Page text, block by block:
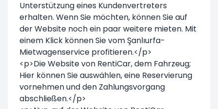
Unterstützung eines Kundenvertreters
erhalten. Wenn Sie möchten, können Sie auf
der Website noch ein paar weitere mieten. Mit
einem Klick können Sie vom Şanlıurfa-
Mietwagenservice profitieren.</p>
<p>Die Website von RentiCar, dem Fahrzeug;
Hier können Sie auswählen, eine Reservierung
vornehmen und den Zahlungsvorgang
abschließen.</p>